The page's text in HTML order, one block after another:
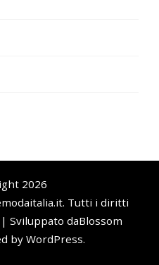
2026
. Tutti i diritti
Sviluppato daBlossom
byWordPress.